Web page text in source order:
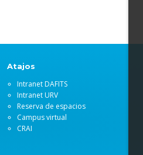
Atajos
Intranet DAFITS
Intranet URV
Reserva de espacios
Campus virtual
CRAI